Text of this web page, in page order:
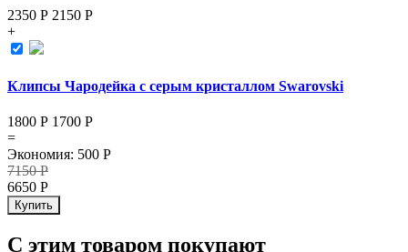
2350 Р 2150 Р
+
Клипсы Чародейка с серым кристаллом Swarovski
1800 Р 1700 Р
=
Экономия: 500 Р
7150Р
6650 Р
Купить
С этим товаром покупают